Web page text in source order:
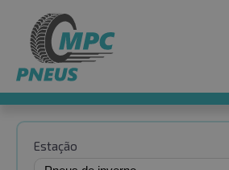
Estação